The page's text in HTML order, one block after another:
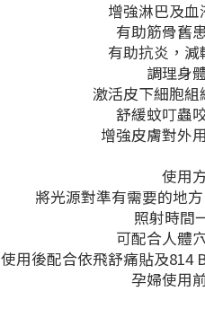
增強淋巴及
有助筋骨舊
有助抗炎，
調理身
激活皮下細胞組
舒緩蚊叮蟲
增強皮膚對外
使用
將光源對準有需要的地
照射時間
可配合人體
使用後配合依飛舒痛貼及814
孕婦使用